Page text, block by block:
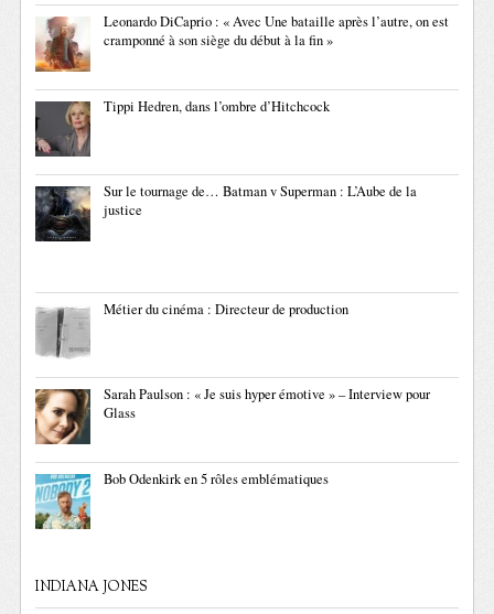
Leonardo DiCaprio : « Avec Une bataille après l’autre, on est
cramponné à son siège du début à la fin »
Tippi Hedren, dans l’ombre d’Hitchcock
Sur le tournage de… Batman v Superman : L’Aube de la
justice
Métier du cinéma : Directeur de production
Sarah Paulson : « Je suis hyper émotive » – Interview pour
Glass
Bob Odenkirk en 5 rôles emblématiques
INDIANA JONES